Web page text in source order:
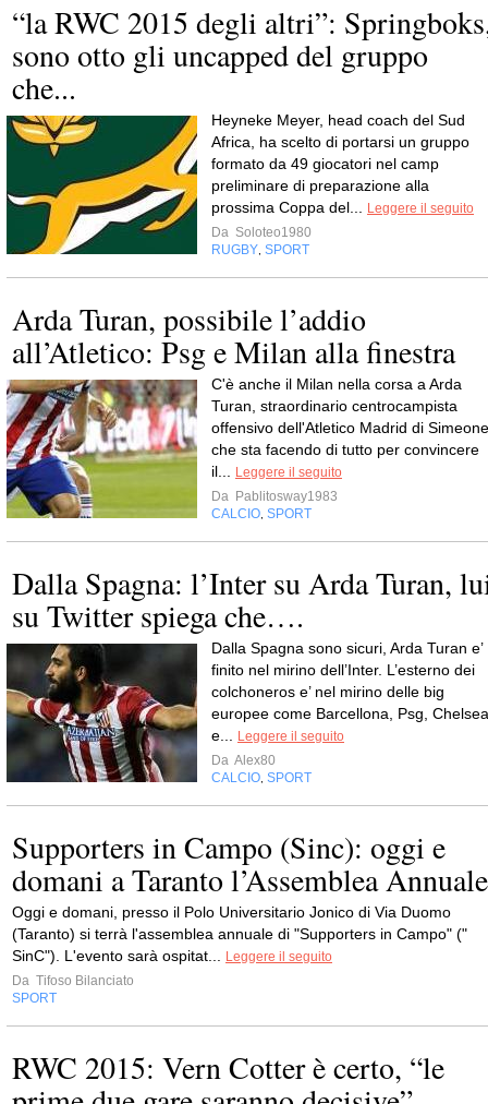
“la RWC 2015 degli altri”:
sono otto gli uncapped del gruppo
che...
Heyneke Meyer, head coach del Sud
Africa, ha scelto di portarsi un gruppo
formato da 49 giocatori nel camp
preliminare di preparazione alla
prossima Coppa del...
Leggere il seguito
Da Soloteo1980
RUGBY SPORT
Arda Turan, possibile l’addio
all’Atletico: Psg e Milan alla finestra
C'è anche il Milan nella corsa a Arda
Turan, straordinario centrocampista
offensivo dell'Atletico Madrid di
che sta facendo di tutto per convincere
il...
Leggere il seguito
Da Pablitosway1983
CALCIO SPORT
Dalla Spagna: l’Inter su Arda Turan,
su Twitter spiega che….
Dalla Spagna sono sicuri, Arda Turan e’
finito nel mirino dell’Inter. L’esterno dei
colchoneros e’ nel mirino delle big
europee come Barcellona, Psg, Chelsea
e...
Leggere il seguito
Da Alex80
CALCIO SPORT
Supporters in Campo (Sinc): oggi e
domani a Taranto l’Assemblea Annuale
Oggi e domani, presso il Polo Universitario Jonico di Via Duomo
(Taranto) si terrà l'assemblea annuale di "Supporters in Campo" ("
SinC"). L'evento sarà ospitat...
Leggere il seguito
Da Tifoso Bilanciato
SPORT
RWC 2015: Vern Cotter è certo, “le